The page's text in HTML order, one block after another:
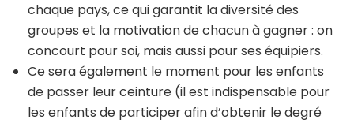
chaque pays, ce qui garantit la diversité des
groupes et la motivation de chacun à gagner : on
concourt pour soi, mais aussi pour ses équipiers.
Ce sera également le moment pour les enfants
de passer leur ceinture (il est indispensable pour
les enfants de participer afin d’obtenir le degré